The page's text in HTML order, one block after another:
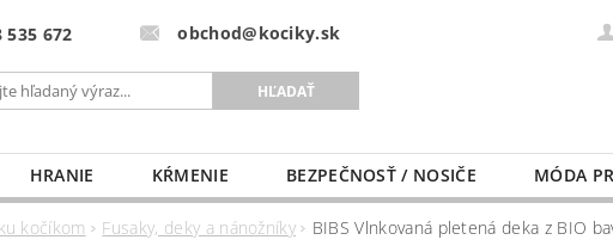
535 672 obchod@kociky.sk
HRANIE KŔMENIE BEZPEČNOSŤ / NOSIČE
MÓDA
MLIEKO A VÝŽIVA PRE MAMIČKU NAŠE SLUŽBY
O
kočíkom Fusaky, deky a nánožníky BIBS Vlnkovaná pletená deka z BIO